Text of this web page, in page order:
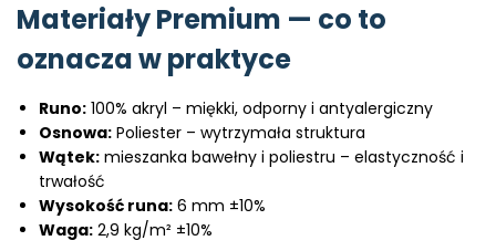
Materiały Premium — co to
oznacza w praktyce
Runo: 100% akryl – miękki, odporny i antyalergiczny
Osnowa: Poliester – wytrzymała struktura
Wątek: mieszanka bawełny i poliestru – elastyczność i
trwałość
Wysokość runa: 6 mm ±10%
Waga: 2,9 kg/m² ±10%